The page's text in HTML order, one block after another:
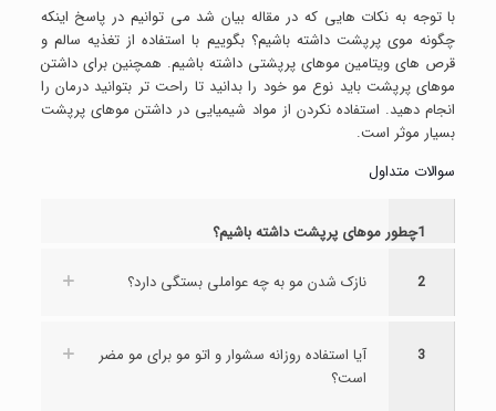
با توجه به نکات هایی که در مقاله بیان شد می توانیم در پاسخ اینکه
چگونه موی پرپشت داشته باشیم؟ بگوییم با استفاده از تغذیه سالم و
قرص های ویتامین موهای پرپشتی داشته باشیم. همچنین برای داشتن
موهای پرپشت باید نوع مو خود را بدانید تا راحت تر بتوانید درمان را
انجام دهید. استفاده نکردن از مواد شیمیایی در داشتن موهای پرپشت
بسیار موثر است.
سوالات متداول
1چطور موهای پرپشت داشته باشیم؟
2 نازک شدن مو به چه عواملی بستگی دارد؟
3
آیا استفاده روزانه سشوار و اتو مو برای مو مضر
است؟